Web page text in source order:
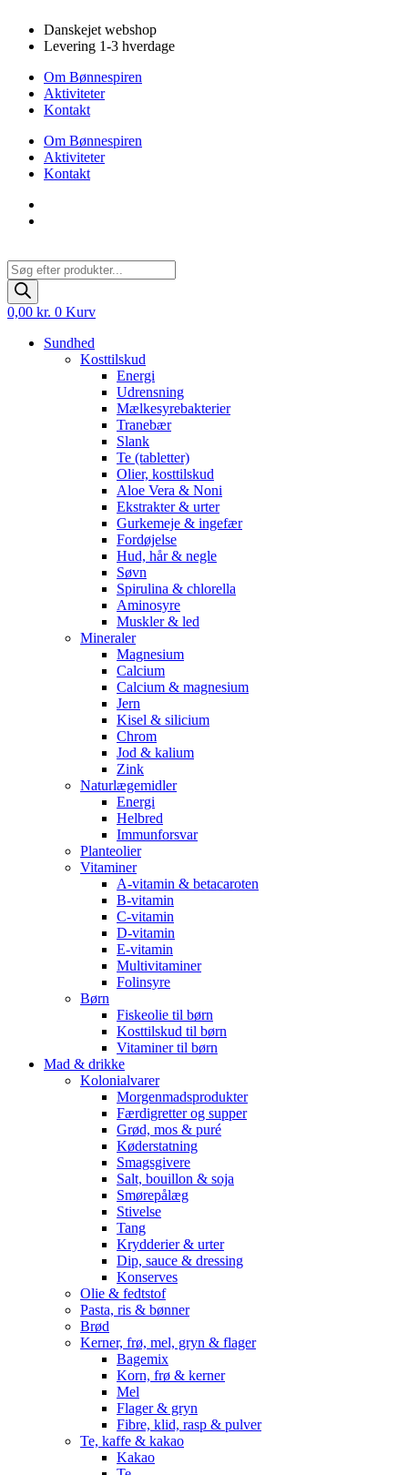
indhold
Danskejet webshop
Levering 1-3 hverdage
Om Bønnespiren
Aktiviteter
Kontakt
Om Bønnespiren
Aktiviteter
Kontakt
Products
search
0,00 kr. 0 Kurv
Sundhed
Kosttilskud
Energi
Udrensning
Mælkesyrebakterier
Tranebær
Slank
Te (tabletter)
Olier, kosttilskud
Aloe Vera & Noni
Ekstrakter & urter
Gurkemeje & ingefær
Fordøjelse
Hud, hår & negle
Søvn
Spirulina & chlorella
Aminosyre
Muskler & led
Mineraler
Magnesium
Calcium
Calcium & magnesium
Jern
Kisel & silicium
Chrom
Jod & kalium
Zink
Naturlægemidler
Energi
Helbred
Immunforsvar
Planteolier
Vitaminer
A-vitamin & betacaroten
B-vitamin
C-vitamin
D-vitamin
E-vitamin
Multivitaminer
Folinsyre
Børn
Fiskeolie til børn
Kosttilskud til børn
Vitaminer til børn
Mad & drikke
Kolonialvarer
Morgenmadsprodukter
Færdigretter og supper
Grød, mos & puré
Køderstatning
Smagsgivere
Salt, bouillon & soja
Smørepålæg
Stivelse
Tang
Krydderier & urter
Dip, sauce & dressing
Konserves
Olie & fedtstof
Pasta, ris & bønner
Brød
Kerner, frø, mel, gryn & flager
Bagemix
Korn, frø & kerner
Mel
Flager & gryn
Fibre, klid, rasp & pulver
Te, kaffe & kakao
Kakao